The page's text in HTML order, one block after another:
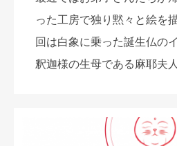
った工房で独り黙々と絵を
回は白象に乗った誕生仏の
釈迦様の生母である麻耶夫